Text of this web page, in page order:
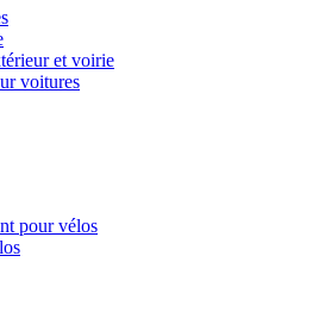
et voirie
voitures
pour vélos